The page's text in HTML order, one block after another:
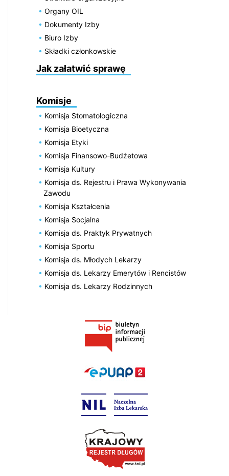
Organy OIL
Dokumenty Izby
Biuro Izby
Składki członkowskie
Jak załatwić sprawę
Komisje
Komisja Stomatologiczna
Komisja Bioetyczna
Komisja Etyki
Komisja Finansowo-Budżetowa
Komisja Kultury
Komisja ds. Rejestru i Prawa Wykonywania
Zawodu
Komisja Kształcenia
Komisja Socjalna
Komisja ds. Praktyk Prywatnych
Komisja Sportu
Komisja ds. Młodych Lekarzy
Komisja ds. Lekarzy Emerytów i Rencistów
Komisja ds. Lekarzy Rodzinnych